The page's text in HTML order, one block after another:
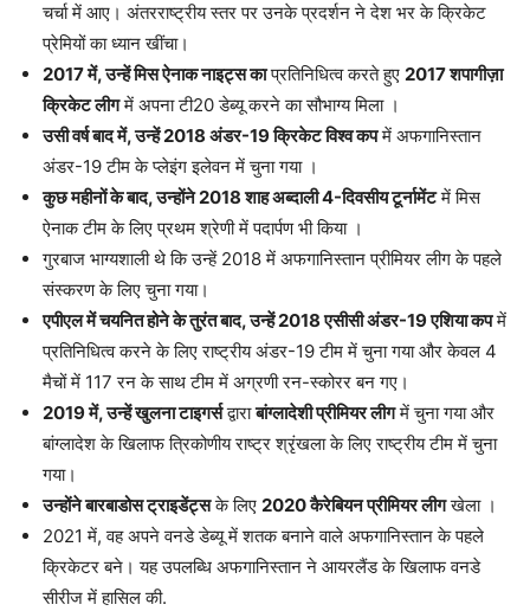
चर्चा में आए। अंतरराष्ट्रीय स्तर पर उनके प्रदर्शन ने देश भर के क्रिकेट
प्रेमियों का ध्यान खींचा।
2017 में, उन्हें मिस ऐनाक नाइट्स काप्रतिनिधित्व करते हुए 2017 शपागीज़ा
क्रिकेटलीगमें अपना टी20 डेब्यू करने का सौभाग्य मिला ।
उसी वर्ष बाद में, उन्हें 2018 अंडर-19 क्रिकेट विश्व कपमें अफगानिस्तान
अंडर-19 टीम के प्लेइंग इलेवन में चुना गया ।
कुछ महीनों के बाद, उन्होंने 2018 शाह अब्दाली 4-दिवसीय टूर्नामेंटमें मिस
ऐनाक टीम के लिए प्रथम श्रेणी में पदार्पण भी किया ।
गुरबाज भाग्यशाली थे कि उन्हें 2018 में अफगानिस्तान प्रीमियर लीग के पहले
संस्करण के लिए चुना गया।
एपीएल में चयनित होने के तुरंत बाद, उन्हें 2018 एसीसी अंडर-19 एशिया कपमें
प्रतिनिधित्व करने के लिए राष्ट्रीय अंडर-19 टीम में चुना गया और केवल 4
मैचों में 117 रन के साथ टीम में अग्रणी रन-स्कोरर बन गए।
2019 में, उन्हें खुलना टाइगर्सद्वाराबांग्लादेशी प्रीमियर लीगमें चुना गया और
बांग्लादेश के खिलाफ त्रिकोणीय राष्ट्र श्रृंखला के लिए राष्ट्रीय टीम में चुना
गया।
उन्होंने बारबाडोस ट्राइडेंट्सके लिए 2020 कैरेबियन प्रीमियर लीगखेला ।
2021 में, वह अपने वनडे डेब्यू में शतक बनाने वाले अफगानिस्तान के पहले
क्रिकेटर बने। यह उपलब्धि अफगानिस्तान ने आयरलैंड के खिलाफ वनडे
सीरीज में हासिल की.